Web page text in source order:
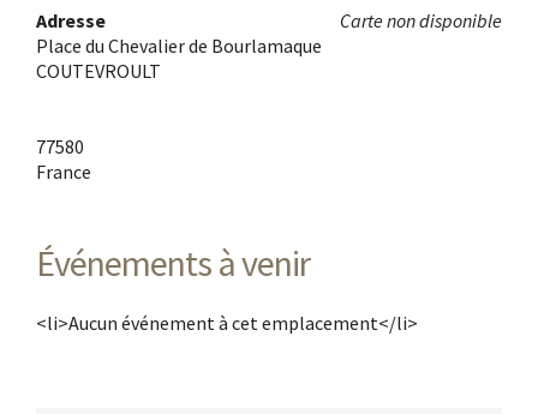
Carte non disponible
Adresse
Place du Chevalier de Bourlamaque
COUTEVROULT
77580
France
Événements à venir
<li>Aucun événement à cet emplacement</li>